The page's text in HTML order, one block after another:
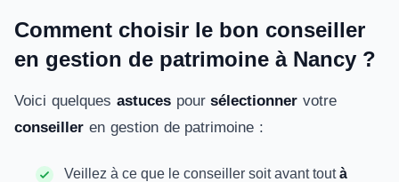
Comment choisir le bon conseiller
en gestion de patrimoine à Nancy ?
Voici quelques astucespoursélectionner votre
conseiller en gestion de patrimoine :
Veillez à ce que le conseiller soit avant toutà